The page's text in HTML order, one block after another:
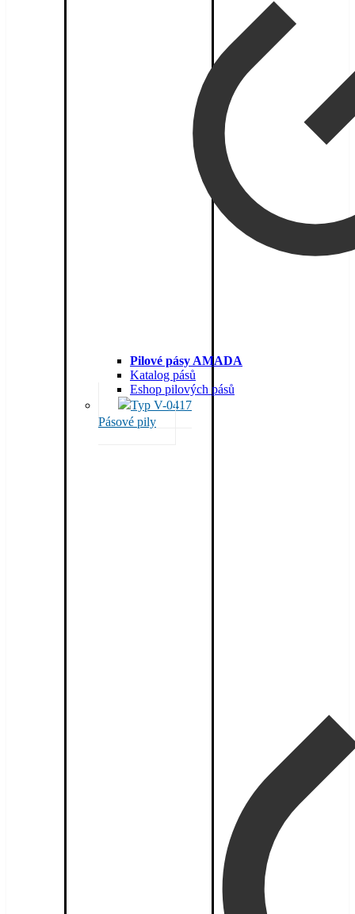
Pilové pásy AMADA
Katalog pásů
Eshop pilových pásů
Pásové pily